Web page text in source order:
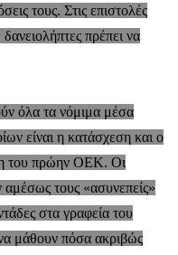
τους. Στις επιστολές
πρέπει να
όλα τα νόμιμα μέσα
είναι η κατάσχεση και ο
του πρώην ΟΕΚ. Οι
αμέσως τους «ασυνεπείς»
στα γραφεία του
μάθουν πόσα ακριβώς